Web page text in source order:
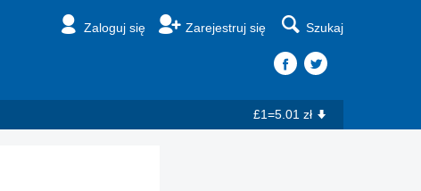
Zaloguj się Zarejestruj się Szukaj
£1=5.01 zł